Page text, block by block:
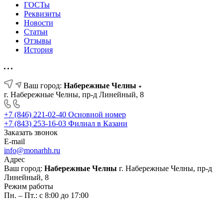
ГОСТы
Реквизиты
Новости
Статьи
Отзывы
История
Ваш город: Набережные Челны
г. Набережные Челны, пр-д Линейный, 8
+7 (846) 221-02-40 Основной номер
+7 (843) 253-16-03 Филиал в Казани
Заказать звонок
E-mail
info@monarhh.ru
Адрес
Ваш город: Набережные Челны г. Набережные Челны, пр-д
Линейный, 8
Режим работы
Пн. – Пт.: с 8:00 до 17:00